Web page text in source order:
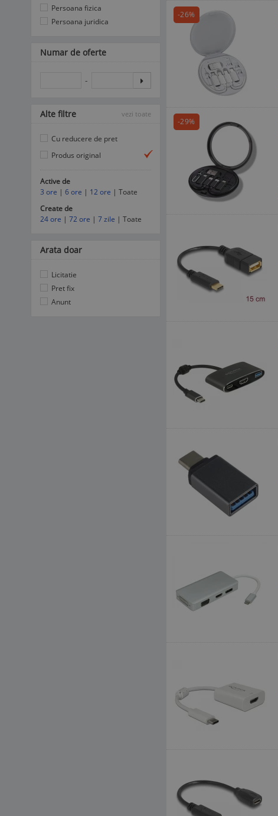
-26%
-29%
Persoana fizica
Persoana juridica
Numar de oferte
-
Alte filtre vezi toate
Cu reducere de pret
Produs original
Active de
3 ore | 6 ore | 12 ore | Toate
Create de
24 ore | 72 ore | 7 zile | Toate
Arata doar
Licitatie
Pret fix
Anunt